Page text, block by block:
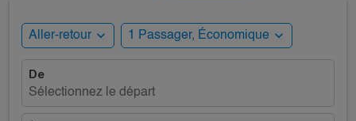
Aller-retour expand_more 1 Passager, Économique expand_more
De
Sélectionnez le départ